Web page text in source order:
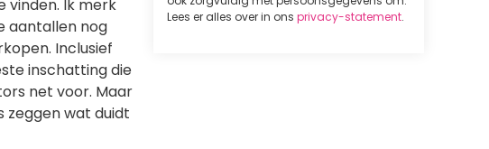
vinden. Ik merk
aantallen nog
Inclusief
inschatting die
net voor. Maar
zeggen wat duidt
Lees er alles over in ons privacy-statement.